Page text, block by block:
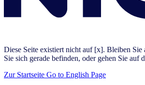
Diese Seite existiert nicht auf [x]. Bleiben Sie
Sie sich gerade befinden, oder gehen Sie auf
Zur Startseite Go to English Page